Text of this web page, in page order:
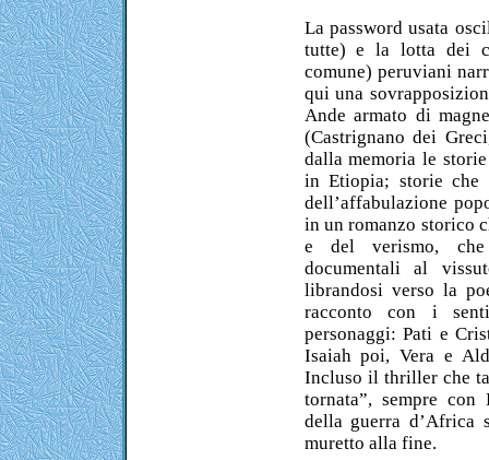
La password usata
tutte) e la lotta dei
comune) peruviani
qui una
Ande armato di
(Castrignano dei
dalla memoria le
in Etiopia; storie che
dell’affabulazione
in un romanzo storico
e del verismo,
documentali al
librandosi verso la
racconto con i
personaggi: Pati e
Isaiah poi, Vera e
Incluso il thriller che
tornata”, sempre
della guerra d’Africa
muretto alla fine.